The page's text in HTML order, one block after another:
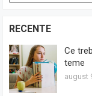
RECENTE
Ce
teme
august